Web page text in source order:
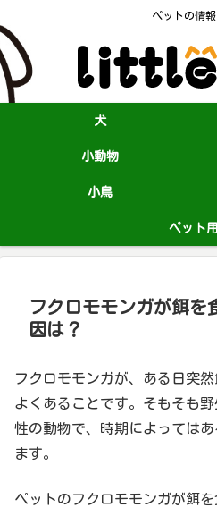
ペットの情
犬
小動物
小鳥
ペット
フクロモモンガが餌を
因は？
フクロモモンガが、ある日突
よくあることです。そもそも
性の動物で、時期によっては
ます。
ペットのフクロモモンガが餌